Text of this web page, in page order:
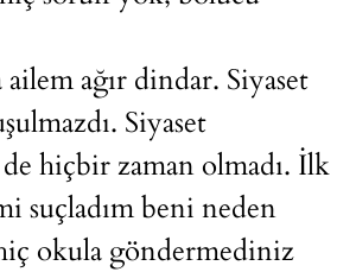
ağır dindar. Siyaset
Siyaset
hiçbir zaman olmadı. İlk
suçladım beni neden
okula göndermediniz